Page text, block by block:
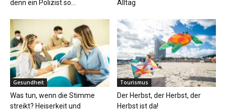
denn ein Polizist so...
Alltag
Gesundheit
Was tun, wenn die Stimme
streikt? Heiserkeit und
Tourismus
Der Herbst, der Herbst, der
Herbst ist da!